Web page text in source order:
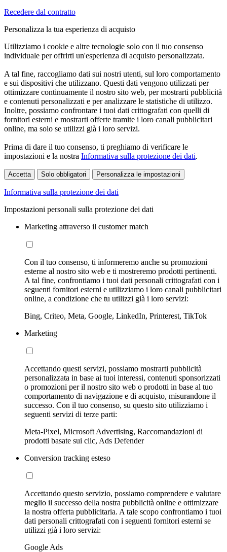
Recedere dal contratto
Personalizza la tua esperienza di acquisto
Utilizziamo i cookie e altre tecnologie solo con il tuo consenso
individuale per offrirti un'esperienza di acquisto personalizzata.
A tal fine, raccogliamo dati sui nostri utenti, sul loro comportamento
e sui dispositivi che utilizzano. Questi dati vengono utilizzati per
ottimizzare continuamente il nostro sito web, per mostrarti pubblicità
e contenuti personalizzati e per analizzare le statistiche di utilizzo.
Inoltre, possiamo confrontare i tuoi dati crittografati con quelli di
fornitori esterni e mostrarti offerte tramite i loro canali pubblicitari
online, ma solo se utilizzi già i loro servizi.
Prima di dare il tuo consenso, ti preghiamo di verificare le
impostazioni e la nostra Informativa sulla protezione dei dati.
Accetta Solo obbligatori Personalizza le impostazioni
Informativa sulla protezione dei dati
Impostazioni personali sulla protezione dei dati
Marketing attraverso il customer match
Con il tuo consenso, ti informeremo anche su promozioni
esterne al nostro sito web e ti mostreremo prodotti pertinenti.
A tal fine, confrontiamo i tuoi dati personali crittografati con i
seguenti fornitori esterni e utilizziamo i loro canali pubblicitari
online, a condizione che tu utilizzi già i loro servizi:
Bing, Criteo, Meta, Google, LinkedIn, Printerest, TikTok
Marketing
Accettando questi servizi, possiamo mostrarti pubblicità
personalizzata in base ai tuoi interessi, contenuti sponsorizzati
o promozioni per il nostro sito web o prodotti in base al tuo
comportamento di navigazione e di acquisto, misurandone il
successo. Con il tuo consenso, su questo sito utilizziamo i
seguenti servizi di terze parti:
Meta-Pixel, Microsoft Advertising, Raccomandazioni di
prodotti basate sui clic, Ads Defender
Conversion tracking esteso
Accettando questo servizio, possiamo comprendere e valutare
meglio il successo della nostra pubblicità online e ottimizzare
la nostra offerta pubblicitaria. A tale scopo confrontiamo i tuoi
dati personali crittografati con i seguenti fornitori esterni se
utilizzi già i loro servizi:
Google Ads